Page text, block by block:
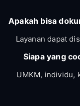
Apakah bisa
Layanan dapat
Siapa yang
UMKM, individu,